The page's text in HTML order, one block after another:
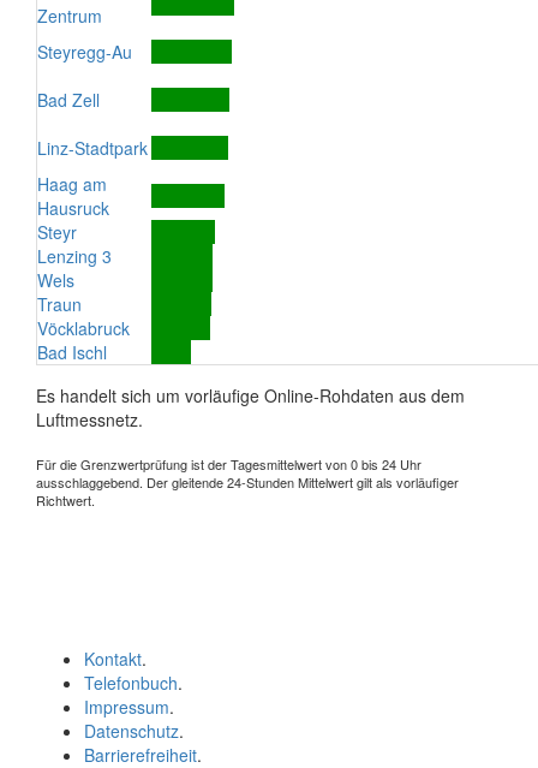
Zentrum
Steyregg-Au
Bad Zell
Linz-Stadtpark
Haag am
Hausruck
Steyr
Lenzing 3
Wels
Traun
Vöcklabruck
Bad Ischl
Es handelt sich um vorläufige Online-Rohdaten aus dem
Luftmessnetz.
Für die Grenzwertprüfung ist der Tagesmittelwert von 0 bis 24 Uhr
ausschlaggebend. Der gleitende 24-Stunden Mittelwert gilt als vorläufiger
Richtwert.
Kontakt.
Telefonbuch.
Impressum.
Datenschutz.
Barrierefreiheit.